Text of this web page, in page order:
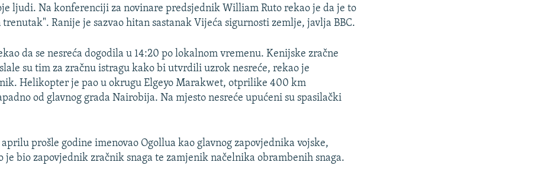
ljudi. Na konferenciji za novinare predsjednik William Ruto rekao je da je to
trenutak". Ranije je sazvao hitan sastanak Vijeća sigurnosti zemlje, javlja BBC.
da se nesreća dogodila u 14:20 po lokalnom vremenu. Kenijske zračne
su tim za zračnu istragu kako bi utvrdili uzrok nesreće, rekao je
Helikopter je pao u okrugu Elgeyo Marakwet, otprilike 400 km
od glavnog grada Nairobija. Na mjesto nesreće upućeni su spasilački
aprilu prošle godine imenovao Ogollua kao glavnog zapovjednika vojske,
je bio zapovjednik zračnik snaga te zamjenik načelnika obrambenih snaga.